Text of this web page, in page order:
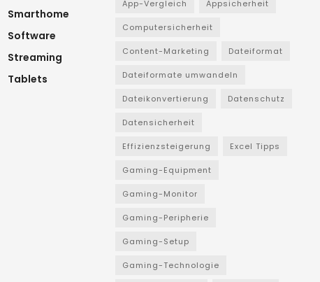
Smarthome
Software
Streaming
Tablets
App-Vergleich Appsicherheit
Computersicherheit
Content-Marketing Dateiformat
Dateiformate umwandeln
Dateikonvertierung Datenschutz
Datensicherheit
Effizienzsteigerung Excel Tipps
Gaming-Equipment
Gaming-Monitor
Gaming-Peripherie
Gaming-Setup
Gaming-Technologie